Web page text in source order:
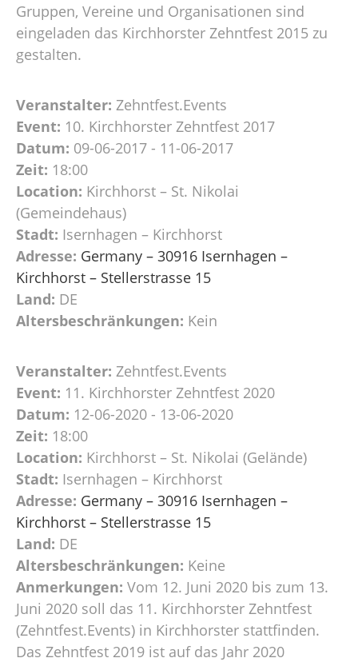
Gruppen, Vereine und Organisationen sind
eingeladen das Kirchhorster Zehntfest 2015 zu
gestalten.
Veranstalter: Zehntfest.Events
Event: 10. Kirchhorster Zehntfest 2017
Datum: 09-06-2017 - 11-06-2017
Zeit: 18:00
Location: Kirchhorst – St. Nikolai
(Gemeindehaus)
Stadt: Isernhagen – Kirchhorst
Adresse: Germany – 30916 Isernhagen –
Kirchhorst – Stellerstrasse 15
Land: DE
Altersbeschränkungen: Kein
Veranstalter: Zehntfest.Events
Event: 11. Kirchhorster Zehntfest 2020
Datum: 12-06-2020 - 13-06-2020
Zeit: 18:00
Location: Kirchhorst – St. Nikolai (Gelände)
Stadt: Isernhagen – Kirchhorst
Adresse: Germany – 30916 Isernhagen –
Kirchhorst – Stellerstrasse 15
Land: DE
Altersbeschränkungen: Keine
Anmerkungen: Vom 12. Juni 2020 bis zum 13.
Juni 2020 soll das 11. Kirchhorster Zehntfest
(Zehntfest.Events) in Kirchhorster stattfinden.
Das Zehntfest 2019 ist auf das Jahr 2020